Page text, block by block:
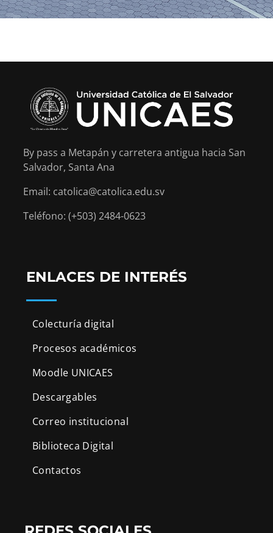
By pass a Metapán y carretera antigua hacia San
Salvador, Santa Ana
Email: catolica@catolica.edu.sv
Teléfono: (+503) 2484-0623
ENLACES DE INTERÉS
Colecturía digital
Procesos académicos
Moodle UNICAES
Descargables
Correo institucional
Biblioteca Digital
Contactos